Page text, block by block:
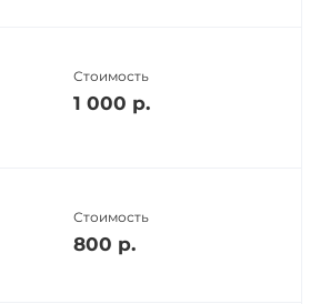
Стоимость
1 000 р.
Стоимость
800 р.